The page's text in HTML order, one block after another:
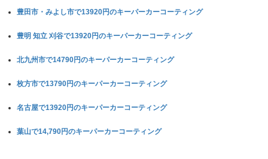
豊田市・みよし市で13920円のキーパーカーコーティング
豊明 知立 刈谷で13920円のキーパーカーコーティング
北九州市で14790円のキーパーカーコーティング
枚方市で13790円のキーパーカーコーティング
名古屋で13920円のキーパーカーコーティング
葉山で14,790円のキーパーカーコーティング